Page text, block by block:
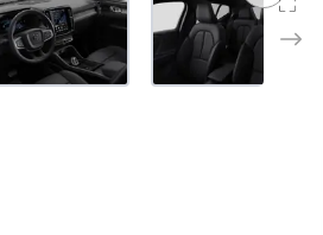
Voitures électriques
Voitures hybrides
rechargeables
Financement
Assurances
Réservez un
Entretien &
Reprise de
Service de
Trouver un